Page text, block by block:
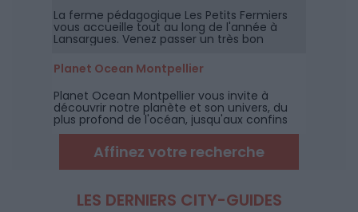
La ferme pédagogique Les Petits Fermiers
vous accueille tout au long de l'année à
Lansargues. Venez passer un très bon
moment en famille à la découverte des
animaux de la ferme, et des fruits de
saisons, et profitez des jeux en plein air et de
Planet Ocean Montpellier
Planet Ocean Montpellier vous invite à
découvrir notre planète et son univers, du
plus profond de l'océan, jusqu'aux confins
des étoiles. Une expérience incroyable et
mouvementée à partager en famille et
entre amis, ou à savourer en solo !
Affinez votre recherche
LES DERNIERS CITY-GUIDES